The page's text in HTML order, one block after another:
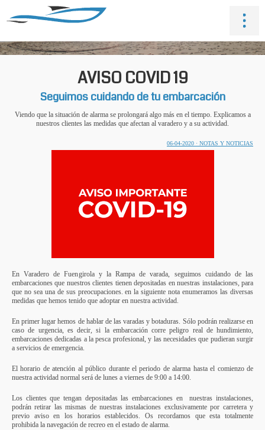
AVISO COVID 19
Seguimos cuidando de tu embarcación
Viendo que la situación de alarma se prolongará algo más en el tiempo. Explicamos a
nuestros clientes las medidas que afectan al varadero y a su actividad.
06-04-2020 · NOTAS Y NOTICIAS
En Varadero de Fuengirola y la Rampa de varada, seguimos cuidando de las
embarcaciones que nuestros clientes tienen depositadas en nuestras instalaciones, para
que no sea una de sus preocupaciones. en la siguiente nota enumeramos las diversas
medidas que hemos tenido que adoptar en nuestra actividad.
En primer lugar hemos de hablar de las varadas y botaduras. Sólo podrán realizarse en
caso de urgencia, es decir, si la embarcación corre peligro real de hundimiento,
embarcaciones dedicadas a la pesca profesional, y las necesidades que pudieran surgir
a servicios de emergencia.
El horario de atención al público durante el periodo de alarma hasta el comienzo de
nuestra actividad normal será de lunes a viernes de 9:00 a 14:00.
Los clientes que tengan depositadas las embarcaciones en nuestras instalaciones,
podrán retirar las mismas de nuestras instalaciones exclusivamente por carretera y
previo aviso en los horarios establecidos. Os recordamos que esta totalmente
prohibida la navegación de recreo en el estado de alarma.